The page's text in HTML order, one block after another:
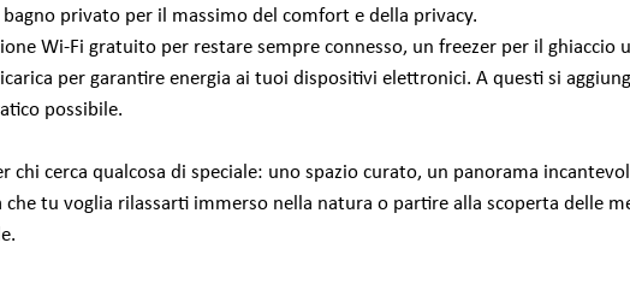
privato per il massimo del comfort e della privacy.
Wi-Fi gratuito per restare sempre connesso, un freezer per il ghiaccio
per garantire energia ai tuoi dispositivi elettronici. A questi si
possibile.
chi cerca qualcosa di speciale: uno spazio curato, un panorama
che tu voglia rilassarti immerso nella natura o partire alla scoperta delle